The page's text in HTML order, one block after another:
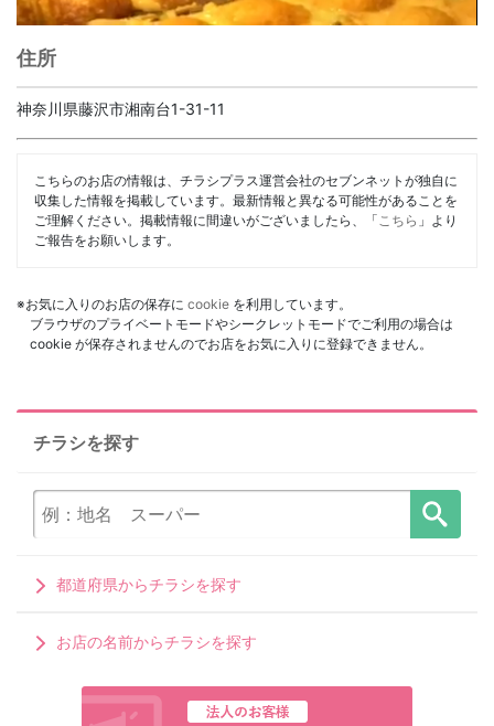
住所
神奈川県藤沢市湘南台1-31-11
こちらのお店の情報は、チラシプラス運営会社のセブンネットが独自に
収集した情報を掲載しています。最新情報と異なる可能性があることを
ご理解ください。掲載情報に間違いがございましたら、「 こちら 」より
ご報告をお願いします。
※お気に入りのお店の保存に cookie を利用しています。
ブラウザのプライベートモードやシークレットモードでご利用の場合は
cookie が保存されませんのでお店をお気に入りに登録できません。
チラシを探す
都道府県からチラシを探す
お店の名前からチラシを探す